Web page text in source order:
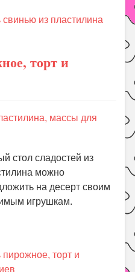
из пластилина
торт и
массы для
стол сладостей из
можно
на десерт своим
игрушкам.
торт и